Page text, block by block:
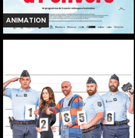
ANIMATION
Bande-annonce
Réservation